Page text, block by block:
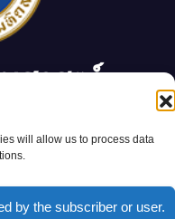
will allow us to process data
by the subscriber or user.
ศาสตร์
สตร์ มหาวิทยาลัยมหิดล
Newsup by Themeansar